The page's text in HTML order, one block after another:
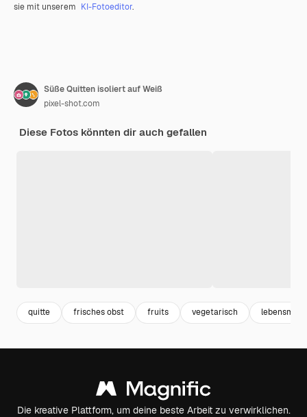
sie mit unserem KI-Fotoeditor.
Süße Quitten isoliert auf Weiß
pixel-shot.com
Diese Fotos könnten dir auch gefallen
quitte frisches obst fruits vegetarisch
Die kreative Plattform, um deine beste Arbeit zu verwirklichen.